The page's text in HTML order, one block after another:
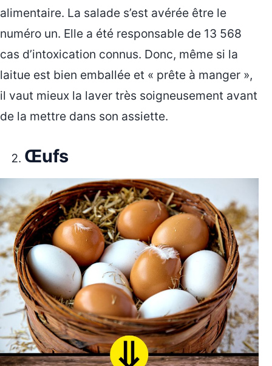
alimentaire. La salade s’est avérée être le
numéro un. Elle a été responsable de 13 568
cas d’intoxication connus. Donc, même si la
laitue est bien emballée et « prête à manger »,
il vaut mieux la laver très soigneusement avant
de la mettre dans son assiette.
Œufs